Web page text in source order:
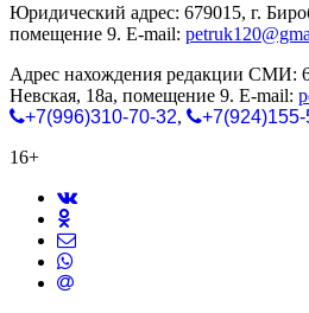
Юридический адрес: 679015, г.
помещение 9. E-mail:
Адрес нахождения редакции СМИ:
Невская, 18а, помещение 9. E-mail:
+7(996)310-70-32,
16+